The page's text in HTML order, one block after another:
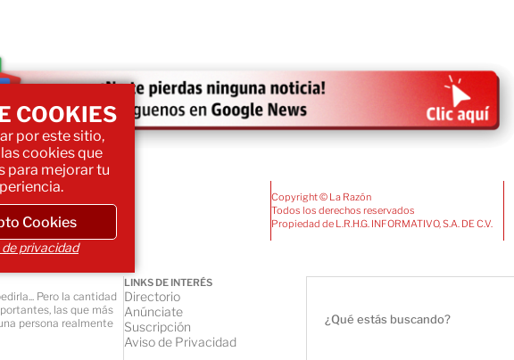
Copyright © La Razón
Todos los derechos reservados
Propiedad de L.R.H.G. INFORMATIVO, S.A. DE C.V.
Pero la cantidad
las que más
persona realmente
LINKS DE INTERÉS
Directorio
Anúnciate
Suscripción
Aviso de Privacidad
COOKIES
por este sitio,
cookies que
para mejorar tu
Cookies
de privacidad